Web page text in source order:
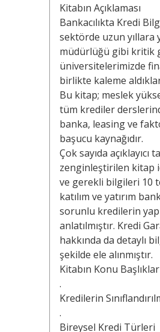
Kitabın Açıklaması
Bankacılıkta Kredi
sektörde uzun
müdürlüğü gibi kritik
üniversitelerimizde
birlikte kaleme
Bu kitap; meslek
tüm krediler
banka, leasing ve
başucu kaynağıdır.
Çok sayıda
zenginleştirilen kitap
ve gerekli bilgileri 10
katılım ve yatırım
sorunlu kredilerin
anlatılmıştır. Kredi
hakkında da detaylı
şekilde ele alınmıştır.
Kitabın Konu
.
Kredilerin
.
Bireysel Kredi Türleri